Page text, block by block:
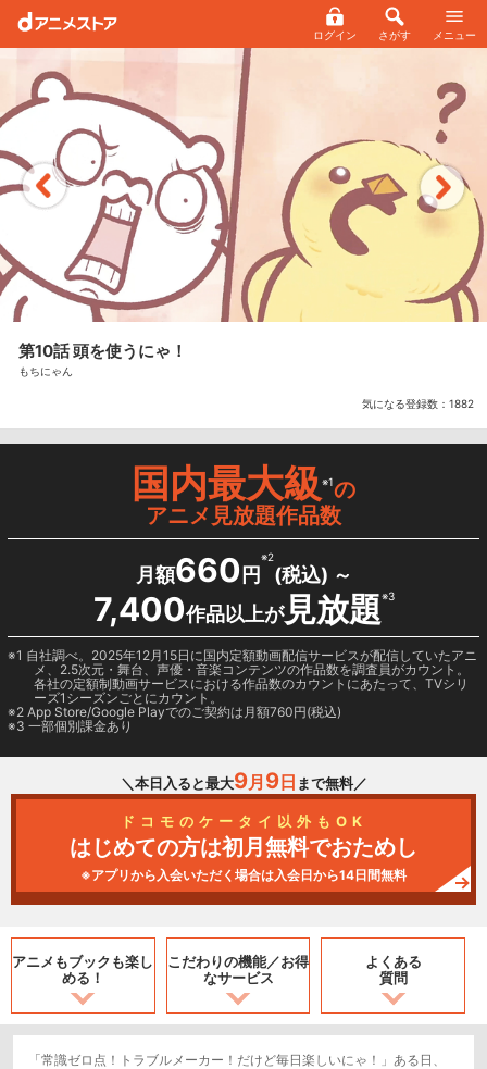
ログイン さがす メニュー
第10話 頭を使うにゃ！
もちにゃん
気になる登録数： 1882
国内最大級※1の
アニメ見放題作品数
月額660 円
※2
(税込) ～
7,400作品以上が見放題※3
1 自社調べ。2025年12月15日に国内定額動画配信サービスが配信していたアニ
メ、2.5次元・舞台、声優・音楽コンテンツの作品数を調査員がカウント。
各社の定額制動画サービスにおける作品数のカウントにあたって、TVシリ
ーズ1シーズンごとにカウント。
2 App Store/Google Playでのご契約は月額760円(税込)
3 一部個別課金あり
＼本日入ると最大9月 9日 まで無料／
ドコモのケータイ以外もOK
はじめての方は初月無料でおためし
※アプリから入会いただく場合は入会日から14日間無料
アニメもブックも楽し
める！
こだわりの機能／お得
なサービス
よくある
質問
「常識ゼロ点！トラブルメーカー！だけど毎日楽しいにゃ！」ある日、